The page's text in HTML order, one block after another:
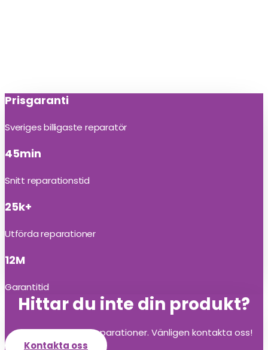
Prisgaranti
Sveriges billigaste reparatör
45min
Snitt reparationstid
25k+
Utförda reparationer
12M
Garantitid
Hittar du inte din produkt?
Vi utför alla olika reparationer. Vänligen kontakta oss!
Kontakta oss